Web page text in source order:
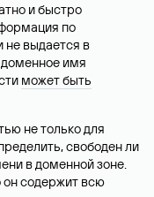
и быстро
по
не выдается в
доменное имя
может быть
не только для
свободен ли
в доменной зоне.
он содержит всю